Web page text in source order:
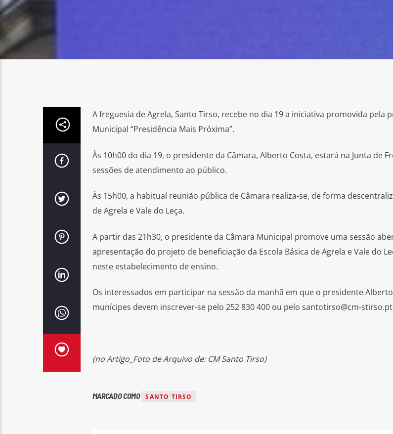
A freguesia de Agrela, Santo Tirso, recebe no dia 19 a iniciativa promovida pela
Municipal “Presidência Mais Próxima”.
Às 10h00 do dia 19, o presidente da Câmara, Alberto Costa, estará na Junta de
sessões de atendimento ao público.
Às 15h00, a habitual reunião pública de Câmara realiza-se, de forma
de Agrela e Vale do Leça.
A partir das 21h30, o presidente da Câmara Municipal promove uma sessão
apresentação do projeto de beneficiação da Escola Básica de Agrela e Vale do
neste estabelecimento de ensino.
Os interessados em participar na sessão da manhã em que o presidente
munícipes devem inscrever-se pelo 252 830 400 ou pelo santotirso@cm-
(no Artigo_Foto de Arquivo de: CM Santo Tirso)
MARCADO COMO SANTO TIRSO